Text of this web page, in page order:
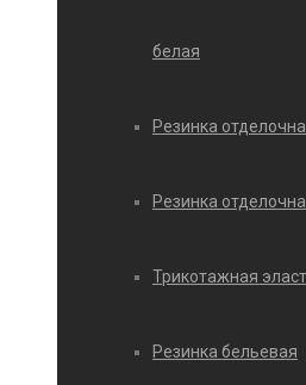
белая
Резинка
Резинка
Трикотажная
Резинка бельевая